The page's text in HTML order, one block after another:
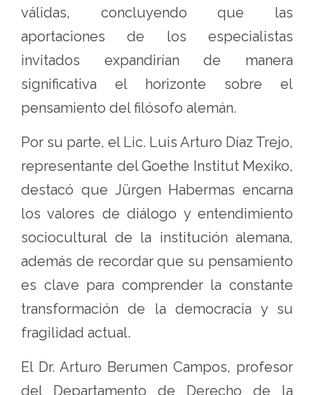
válidas, concluyendo que las
aportaciones de los especialistas
invitados expandirían de manera
significativa el horizonte sobre el
pensamiento del filósofo alemán.
Por su parte, el Lic. Luis Arturo Díaz Trejo,
representante del Goethe Institut Mexiko,
destacó que Jürgen Habermas encarna
los valores de diálogo y entendimiento
sociocultural de la institución alemana,
además de recordar que su pensamiento
es clave para comprender la constante
transformación de la democracia y su
fragilidad actual.
El Dr. Arturo Berumen Campos, profesor
del Departamento de Derecho de la